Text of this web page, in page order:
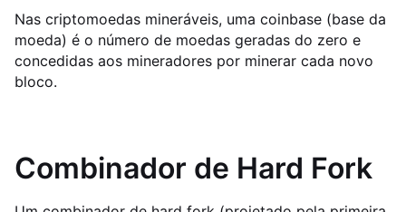
Nas criptomoedas mineráveis, uma coinbase (base da
moeda) é o número de moedas geradas do zero e
concedidas aos mineradores por minerar cada novo
bloco.
Combinador de Hard Fork